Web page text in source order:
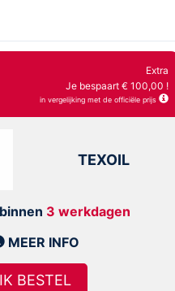
Extra
Je bespaart € 100,00 !
in vergelijking met de officiële prijs
TEXOIL
3 werkdagen
MEER INFO
IK BESTEL